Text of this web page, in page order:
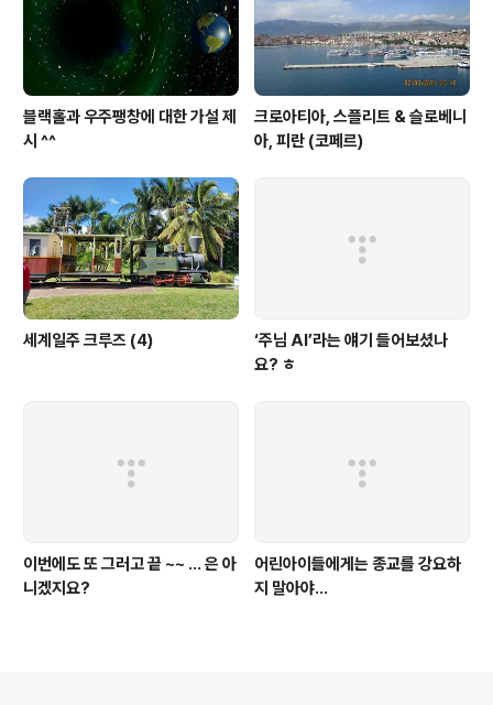
블랙홀과 우주팽창에 대한 가설 제
시 ^^
크로아티아, 스플리트 & 슬로베니
아, 피란 (코페르)
세계일주 크루즈 (4)
‘주님 AI’라는 얘기 들어보셨나
요? ㅎ
이번에도 또 그러고 끝 ~~ ... 은 아
니겠지요?
어린아이들에게는 종교를 강요하
지 말아야...